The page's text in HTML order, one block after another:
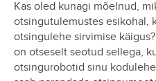
Kas oled kunagi mõelnud,
otsingutulemustes esikohal,
otsingulehe sirvimise
on otseselt seotud sellega,
otsingurobotid sinu